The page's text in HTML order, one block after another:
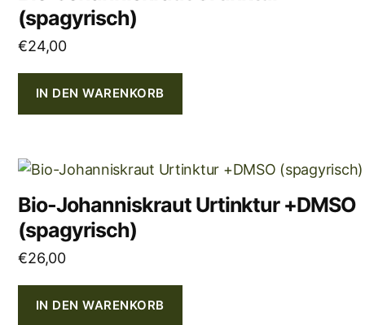
(spagyrisch)
€24,00
IN DEN WARENKORB
Bio-Johanniskraut Urtinktur +DMSO
(spagyrisch)
€26,00
IN DEN WARENKORB